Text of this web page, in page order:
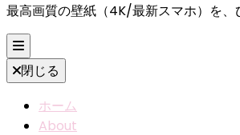
最高画質の壁紙（4K/最新スマホ）を、
閉じる
ホーム
About